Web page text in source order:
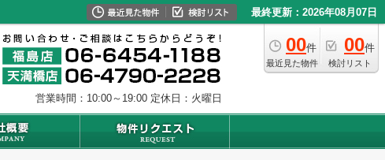
最終更新：2026年08月07日
00件
最近見た物件
00件
検討リスト
営業時間：10:00～19:00 定休日：火曜日